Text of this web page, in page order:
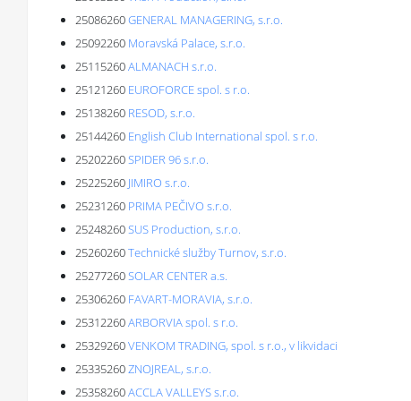
25086260GENERAL MANAGERING, s.r.o.
25092260 Moravská Palace, s.r.o.
25115260ALMANACH s.r.o.
25121260 EUROFORCE spol. s r.o.
25138260 RESOD, s.r.o.
25144260 English Club International spol. s r.o.
25202260SPIDER 96 s.r.o.
25225260 JIMIRO s.r.o.
25231260 PRIMA PEČIVO s.r.o.
25248260SUS Production, s.r.o.
25260260Technické služby Turnov, s.r.o.
25277260SOLAR CENTER a.s.
25306260 FAVART-MORAVIA, s.r.o.
25312260ARBORVIA spol. s r.o.
25329260VENKOM TRADING, spol. s r.o., v likvidaci
25335260ZNOJREAL, s.r.o.
25358260ACCLA VALLEYS s.r.o.